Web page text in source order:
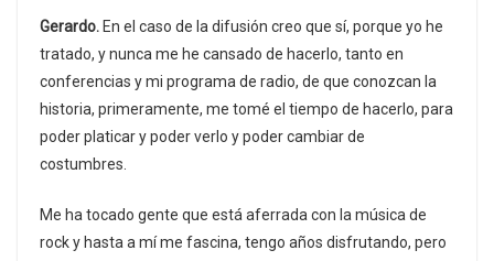
Gerardo. En el caso de la difusión creo que sí, porque yo he
tratado, y nunca me he cansado de hacerlo, tanto en
conferencias y mi programa de radio, de que conozcan la
historia, primeramente, me tomé el tiempo de hacerlo, para
poder platicar y poder verlo y poder cambiar de
costumbres.
Me ha tocado gente que está aferrada con la música de
rock y hasta a mí me fascina, tengo años disfrutando, pero